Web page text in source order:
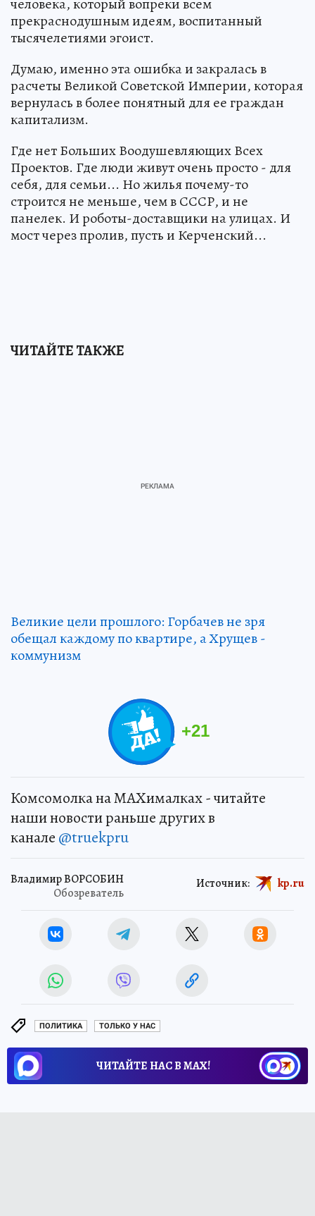
прекраснодушным идеям, воспитанный
тысячелетиями эгоист.
Думаю, именно эта ошибка и закралась в
расчеты Великой Советской Империи, которая
вернулась в более понятный для ее граждан
капитализм.
Где нет Больших Воодушевляющих Всех
Проектов. Где люди живут очень просто - для
себя, для семьи... Но жилья почему-то
строится не меньше, чем в СССР, и не
панелек. И роботы-доставщики на улицах. И
мост через пролив, пусть и Керченский...
ЧИТАЙТЕ ТАКЖЕ
Великие цели прошлого: Горбачев не зря
обещал каждому по квартире, а Хрущев -
коммунизм
+21
Комсомолка на MAXималках - читайте
наши новости раньше других в
канале @truekpru
Владимир ВОРСОБИН
Обозреватель
Источник: kp.ru
ПОЛИТИКА ТОЛЬКО У НАС
ЧИТАЙТЕ НАС В МАХ!